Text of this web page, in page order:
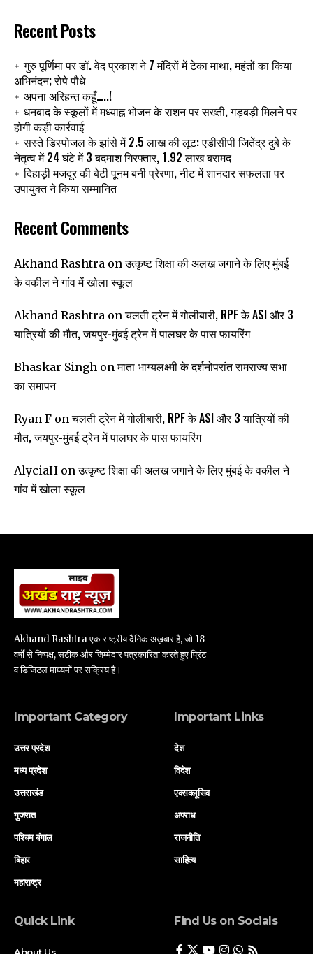
Recent Posts
गुरु पूर्णिमा पर डॉ. वेद प्रकाश ने 7 मंदिरों में टेका माथा, महंतों का किया
अभिनंदन; रोपे पौधे
अपना अरिहन्त कहूँ…..!
धनबाद के स्कूलों में मध्याह्न भोजन के राशन पर सख्ती, गड़बड़ी मिलने पर
होगी कड़ी कार्रवाई
सस्ते डिस्पोजल के झांसे में 2.5 लाख की लूट: एडीसीपी जितेंद्र दुबे के
नेतृत्व में 24 घंटे में 3 बदमाश गिरफ्तार, 1.92 लाख बरामद
दिहाड़ी मजदूर की बेटी पूनम बनी प्रेरणा, नीट में शानदार सफलता पर
उपायुक्त ने किया सम्मानित
Recent Comments
Akhand Rashtra onउत्कृष्ट शिक्षा की अलख जगाने के लिए मुंबई
के वकील ने गांव में खोला स्कूल
Akhand Rashtra onचलती ट्रेन में गोलीबारी, RPF के ASI और 3
यात्रियों की मौत, जयपुर-मुंबई ट्रेन में पालघर के पास फायरिंग
Bhaskar Singh onमाता भाग्यलक्ष्मी के दर्शनोपरांत रामराज्य सभा
का समापन
Ryan F onचलती ट्रेन में गोलीबारी, RPF के ASI और 3 यात्रियों की
मौत, जयपुर-मुंबई ट्रेन में पालघर के पास फायरिंग
AlyciaH onउत्कृष्ट शिक्षा की अलख जगाने के लिए मुंबई के वकील ने
गांव में खोला स्कूल
Akhand Rashtra एक राष्ट्रीय दैनिक अख़बार है, जो 18
वर्षों से निष्पक्ष, सटीक और जिम्मेदार पत्रकारिता करते हुए प्रिंट
व डिजिटल माध्यमों पर सक्रिय है।
Important Category
उत्तर प्रदेश
मध्य प्रदेश
उत्तराखंड
गुजरात
पश्चिम बंगाल
बिहार
महाराष्ट्र
Important Links
देश
विदेश
एक्सक्लूसिव
अपराध
राजनीति
साहित्य
Quick Link
About Us
Find Us on Socials